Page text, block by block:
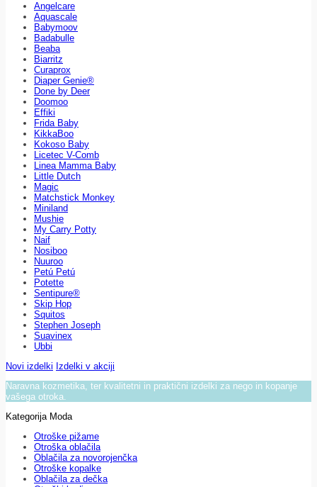
Angelcare
Aquascale
Babymoov
Badabulle
Beaba
Biarritz
Curaprox
Diaper Genie®
Done by Deer
Doomoo
Effiki
Frida Baby
KikkaBoo
Kokoso Baby
Licetec V-Comb
Linea Mamma Baby
Little Dutch
Magic
Matchstick Monkey
Miniland
Mushie
My Carry Potty
Naif
Nosiboo
Nuuroo
Petú Petú
Potette
Sentipure®
Skip Hop
Squitos
Stephen Joseph
Suavinex
Ubbi
Novi izdelki Izdelki v akciji
Naravna kozmetika, ter kvalitetni in praktični izdelki za nego in kopanje
vašega otroka.
Kategorija Moda
Otroške pižame
Otroška oblačila
Oblačila za novorojenčka
Otroške kopalke
Oblačila za dečka